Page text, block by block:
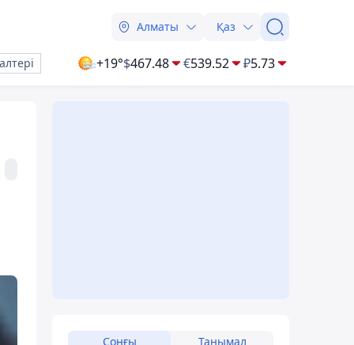
Алматы Қаз
+19°$467.48 €539.52 ₽5.73
Соңғы Танымал